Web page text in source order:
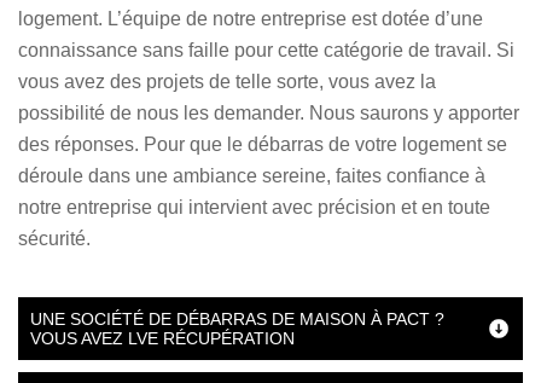
logement. L’équipe de notre entreprise est dotée d’une
connaissance sans faille pour cette catégorie de travail. Si
vous avez des projets de telle sorte, vous avez la
possibilité de nous les demander. Nous saurons y apporter
des réponses. Pour que le débarras de votre logement se
déroule dans une ambiance sereine, faites confiance à
notre entreprise qui intervient avec précision et en toute
sécurité.
UNE SOCIÉTÉ DE DÉBARRAS DE MAISON À PACT ?
VOUS AVEZ LVE RÉCUPÉRATION